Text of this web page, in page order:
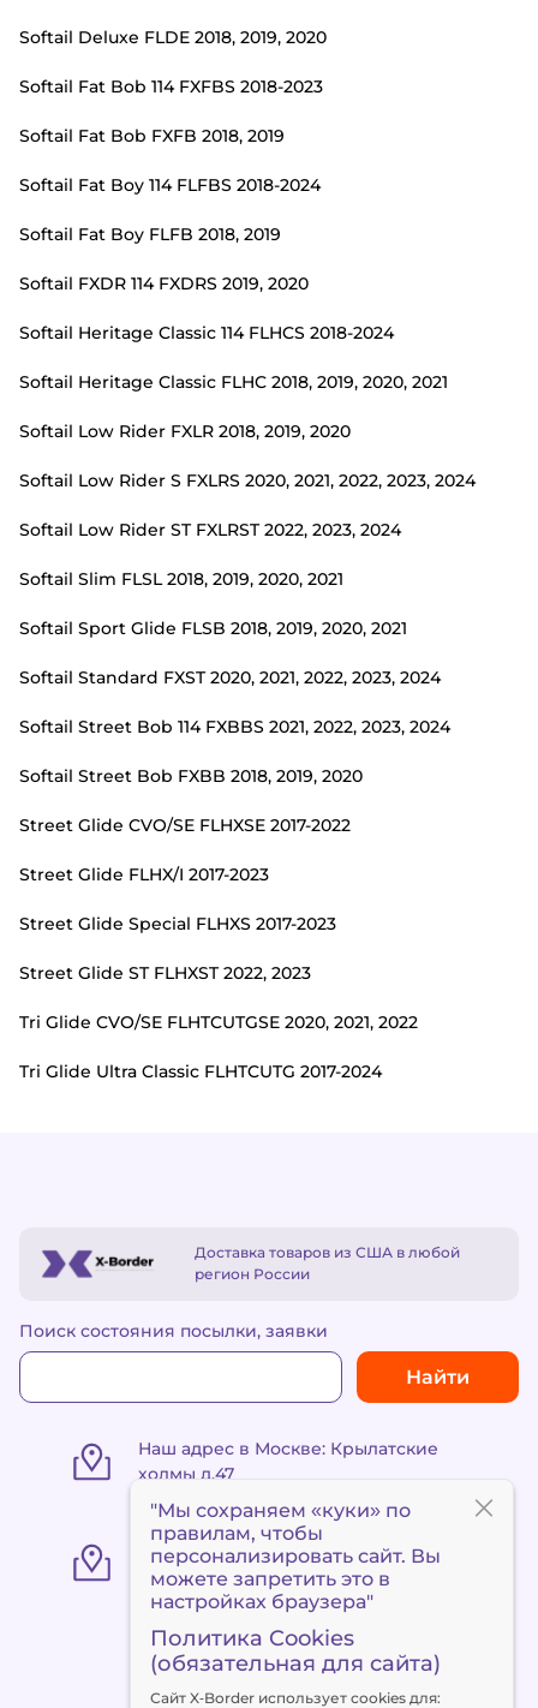
Softail Deluxe FLDE 2018, 2019, 2020
Softail Fat Bob 114 FXFBS 2018-2023
Softail Fat Bob FXFB 2018, 2019
Softail Fat Boy 114 FLFBS 2018-2024
Softail Fat Boy FLFB 2018, 2019
Softail FXDR 114 FXDRS 2019, 2020
Softail Heritage Classic 114 FLHCS 2018-2024
Softail Heritage Classic FLHC 2018, 2019, 2020, 2021
Softail Low Rider FXLR 2018, 2019, 2020
Softail Low Rider S FXLRS 2020, 2021, 2022, 2023, 2024
Softail Low Rider ST FXLRST 2022, 2023, 2024
Softail Slim FLSL 2018, 2019, 2020, 2021
Softail Sport Glide FLSB 2018, 2019, 2020, 2021
Softail Standard FXST 2020, 2021, 2022, 2023, 2024
Softail Street Bob 114 FXBBS 2021, 2022, 2023, 2024
Softail Street Bob FXBB 2018, 2019, 2020
Street Glide CVO/SE FLHXSE 2017-2022
Street Glide FLHX/I 2017-2023
Street Glide Special FLHXS 2017-2023
Street Glide ST FLHXST 2022, 2023
Tri Glide CVO/SE FLHTCUTGSE 2020, 2021, 2022
Tri Glide Ultra Classic FLHTCUTG 2017-2024
Доставка товаров из США в любой
регион России
Поиск состояния посылки, заявки
Найти
Наш адрес в Москве: Крылатские
холмы д.47
«Пункт выдачи Метро
«Сокольники» ул. Маленковская 32,
стр. 3
"Мы сохраняем «куки» по
правилам, чтобы
персонализировать сайт. Вы
можете запретить это в
настройках браузера"
Политика Cookies
(обязательная для сайта)
Сайт X‑Border использует cookies для: